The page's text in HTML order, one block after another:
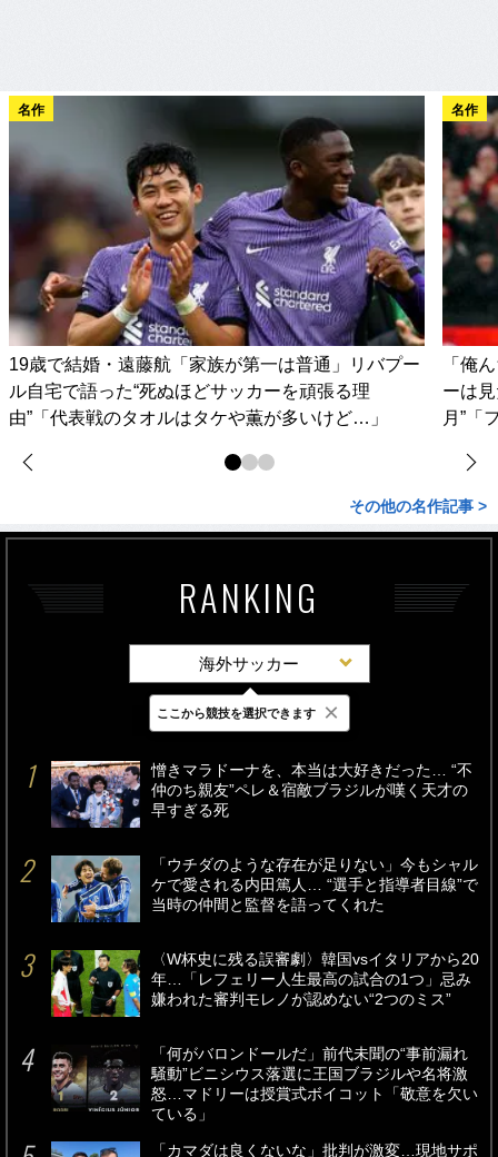
名作
19歳で結婚・遠藤航「家族が第一は普通」リバプー
ル自宅で語った“死ぬほどサッカーを頑張る理
由”「代表戦のタオルはタケや薫が多いけど…」
名作
「俺
ーは
月”「
その他の名作記事 >
RANKING
海外サッカー
最新 24時間 週間
憎きマラドーナを、本当は大好きだった… “不
仲のち親友”ペレ＆宿敵ブラジルが嘆く天才の
早すぎる死
「ウチダのような存在が足りない」今もシャル
ケで愛される内田篤人… “選手と指導者目線”で
当時の仲間と監督を語ってくれた
〈W杯史に残る誤審劇〉韓国vsイタリアから20
年…「レフェリー人生最高の試合の1つ」忌み
嫌われた審判モレノが認めない“2つのミス”
「何がバロンドールだ」前代未聞の“事前漏れ
騒動”ビニシウス落選に王国ブラジルや名将激
怒…マドリーは授賞式ボイコット「敬意を欠い
ている」
「カマダは良くないな」批判が激変…現地サポ
ここから競技を選択できます ×